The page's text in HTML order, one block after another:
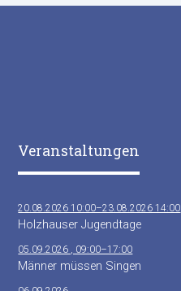
Veranstaltungen
20.08.2026 10:00–23.08.2026 14:00
Holzhauser Jugendtage
05.09.2026 , 09:00–17:00
Männer müssen Singen